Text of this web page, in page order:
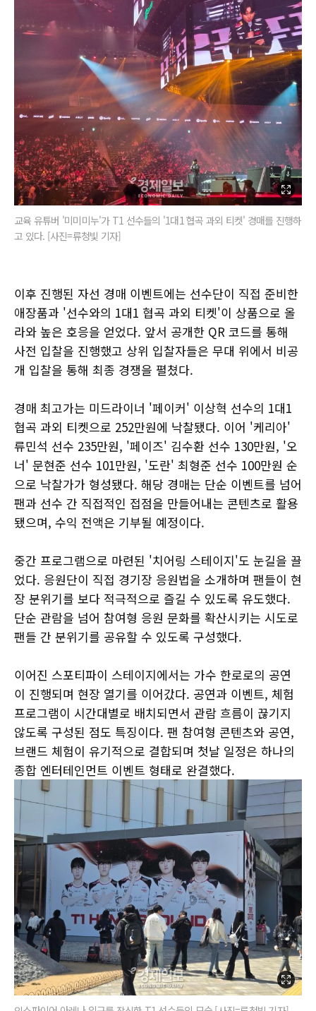
교육 유튜버 '미미미누'가 T1 선수들의 '1대1 협곡 과외 티켓' 경매를 진행하
고 있다. [사진=류청빛 기자]
이후 진행된 자선 경매 이벤트에는 선수단이 직접 준비한
애장품과 '선수와의 1대1 협곡 과외 티켓'이 상품으로 올
라와 높은 호응을 얻었다. 앞서 공개한 QR 코드를 통해
사전 입찰을 진행했고 상위 입찰자들은 무대 위에서 비공
개 입찰을 통해 최종 경쟁을 펼쳤다.
경매 최고가는 미드라이너 '페이커' 이상혁 선수의 1대1
협곡 과외 티켓으로 252만원에 낙찰됐다. 이어 '케리아'
류민석 선수 235만원, '페이즈' 김수환 선수 130만원, '오
너' 문현준 선수 101만원, '도란' 최형준 선수 100만원 순
으로 낙찰가가 형성됐다. 해당 경매는 단순 이벤트를 넘어
팬과 선수 간 직접적인 접점을 만들어내는 콘텐츠로 활용
됐으며, 수익 전액은 기부될 예정이다.
중간 프로그램으로 마련된 '치어링 스테이지'도 눈길을 끌
었다. 응원단이 직접 경기장 응원법을 소개하며 팬들이 현
장 분위기를 보다 적극적으로 즐길 수 있도록 유도했다.
단순 관람을 넘어 참여형 응원 문화를 확산시키는 시도로
팬들 간 분위기를 공유할 수 있도록 구성했다.
이어진 스포티파이 스테이지에서는 가수 한로로의 공연
이 진행되며 현장 열기를 이어갔다. 공연과 이벤트, 체험
프로그램이 시간대별로 배치되면서 관람 흐름이 끊기지
않도록 구성된 점도 특징이다. 팬 참여형 콘텐츠와 공연,
브랜드 체험이 유기적으로 결합되며 첫날 일정은 하나의
종합 엔터테인먼트 이벤트 형태로 완결했다.